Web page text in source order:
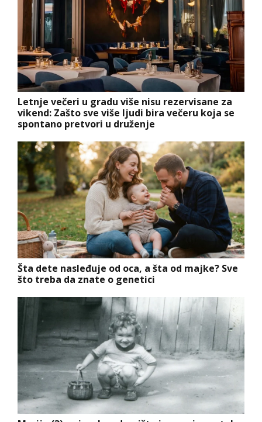
Letnje večeri u gradu više nisu rezervisane za
vikend: Zašto sve više ljudi bira večeru koja se
spontano pretvori u druženje
Šta dete nasleđuje od oca, a šta od majke? Sve
što treba da znate o genetici